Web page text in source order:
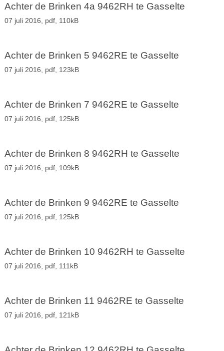
Achter de Brinken 4a 9462RH te Gasselte
07 juli 2016, pdf, 110kB
Achter de Brinken 5 9462RE te Gasselte
07 juli 2016, pdf, 123kB
Achter de Brinken 7 9462RE te Gasselte
07 juli 2016, pdf, 125kB
Achter de Brinken 8 9462RH te Gasselte
07 juli 2016, pdf, 109kB
Achter de Brinken 9 9462RE te Gasselte
07 juli 2016, pdf, 125kB
Achter de Brinken 10 9462RH te Gasselte
07 juli 2016, pdf, 111kB
Achter de Brinken 11 9462RE te Gasselte
07 juli 2016, pdf, 121kB